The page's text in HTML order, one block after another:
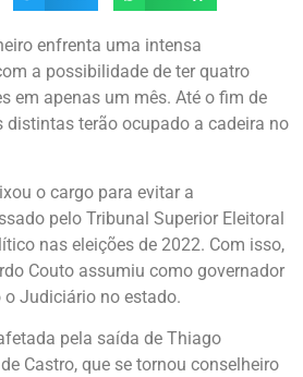
enfrenta uma intensa
a possibilidade de ter quatro
em apenas um mês. Até o fim de
distintas terão ocupado a cadeira no
o cargo para evitar a
pelo Tribunal Superior Eleitoral
nas eleições de 2022. Com isso,
Couto assumiu como governador
o Judiciário no estado.
pela saída de Thiago
Castro, que se tornou conselheiro